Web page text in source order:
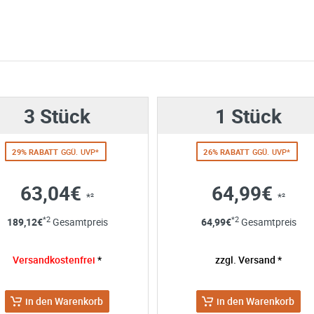
abgeschlossener Bearbeitung Ihrer Anfrage gelöscht. Sie können
3 Stück
29% RABATT GGÜ. UVP*
63,04€ *²
189,12€*2Gesamtpreis
Versandkostenfrei *
in den Warenkorb
1 Stück
26% RABATT GGÜ. UVP*
64,99€ *²
64,99€*2Gesamtpreis
zzgl. Versand *
in den Warenkorb